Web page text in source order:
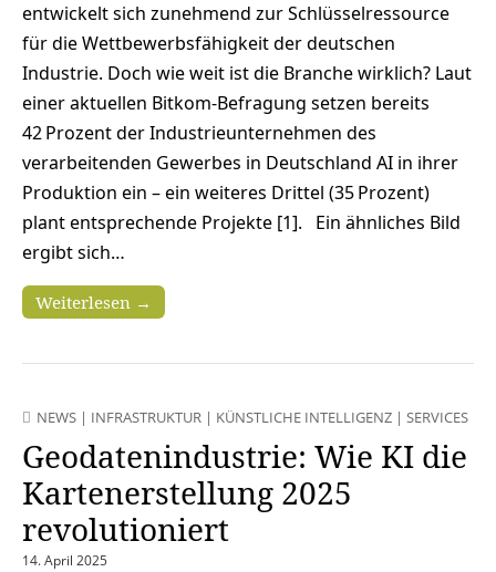
entwickelt sich zunehmend zur Schlüsselressource
für die Wettbewerbsfähigkeit der deutschen
Industrie. Doch wie weit ist die Branche wirklich? Laut
einer aktuellen Bitkom-Befragung setzen bereits
42 Prozent der Industrieunternehmen des
verarbeitenden Gewerbes in Deutschland AI in ihrer
Produktion ein – ein weiteres Drittel (35 Prozent)
plant entsprechende Projekte [1]. Ein ähnliches Bild
ergibt sich…
Weiterlesen →
NEWS | INFRASTRUKTUR | KÜNSTLICHE INTELLIGENZ | SERVICES
Geodatenindustrie: Wie KI die
Kartenerstellung 2025
revolutioniert
14. April 2025